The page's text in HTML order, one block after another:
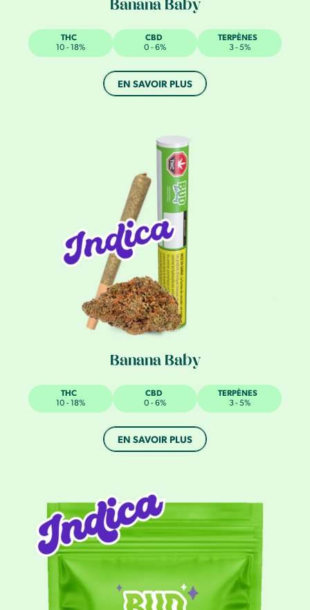
Banana Baby
THC
10 - 18%
CBD
0 - 6%
TERPÈNES
3 - 5%
EN SAVOIR PLUS
Banana Baby
THC
10 - 18%
CBD
0 - 6%
TERPÈNES
3 - 5%
EN SAVOIR PLUS